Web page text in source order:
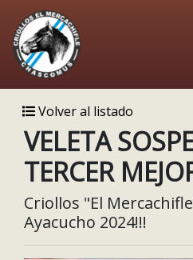
Volver al listado
VELETA
TERCER
Criollos "El
Ayacucho 2024!!!